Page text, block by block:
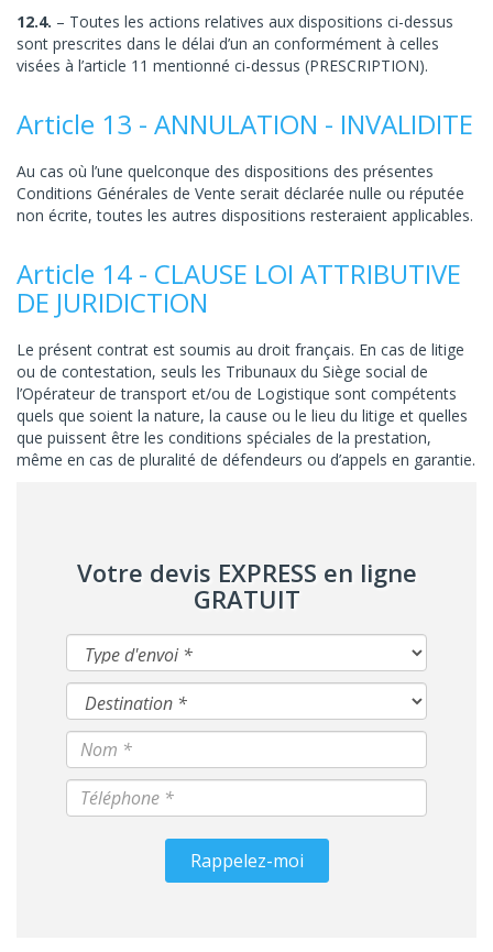
12.4. – Toutes les actions relatives aux dispositions ci-dessus
sont prescrites dans le délai d’un an conformément à celles
visées à l’article 11 mentionné ci-dessus (PRESCRIPTION).
Article 13 - ANNULATION - INVALIDITE
Au cas où l’une quelconque des dispositions des présentes
Conditions Générales de Vente serait déclarée nulle ou réputée
non écrite, toutes les autres dispositions resteraient applicables.
Article 14 - CLAUSE LOI ATTRIBUTIVE
DE JURIDICTION
Le présent contrat est soumis au droit français. En cas de litige
ou de contestation, seuls les Tribunaux du Siège social de
l’Opérateur de transport et/ou de Logistique sont compétents
quels que soient la nature, la cause ou le lieu du litige et quelles
que puissent être les conditions spéciales de la prestation,
même en cas de pluralité de défendeurs ou d’appels en garantie.
Votre devis EXPRESS en ligne
GRATUIT
Rappelez-moi